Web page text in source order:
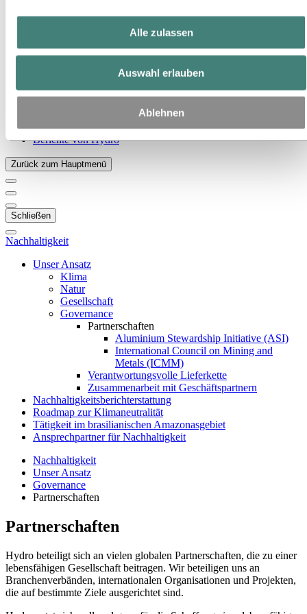
Alle zulassen
Auswahl erlauben
Ablehnen
Zu:Über Hydro
Unser Zweck und unsere Werte
Standorte in Österreich
Standorte in Deutschland
Beschaffung
Berichte von Hydro
Zurück zum Hauptmenü
Schließen
Nachhaltigkeit
Unser Ansatz
Klima
Natur
Gesellschaft
Governance
Partnerschaften
Aluminium Stewardship Initiative (ASI)
International Council on Mining and
Metals (ICMM)
Verantwortungsvolle Lieferkette
Zusammenarbeit mit Geschäftspartnern
Nachhaltigkeitsberichterstattung
Roadmap zur Klimaneutralität
Tätigkeit im brasilianischen Amazonasgebiet
Ansprechpartner für Nachhaltigkeit
Nachhaltigkeit
Unser Ansatz
Governance
Partnerschaften
Partnerschaften
Hydro beteiligt sich an vielen globalen Partnerschaften, die zu einer
lebensfähigen Gesellschaft beitragen. Wir beteiligen uns an
Branchenverbänden, internationalen Organisationen und Projekten,
die auf bestimmte Ziele ausgerichtet sind.